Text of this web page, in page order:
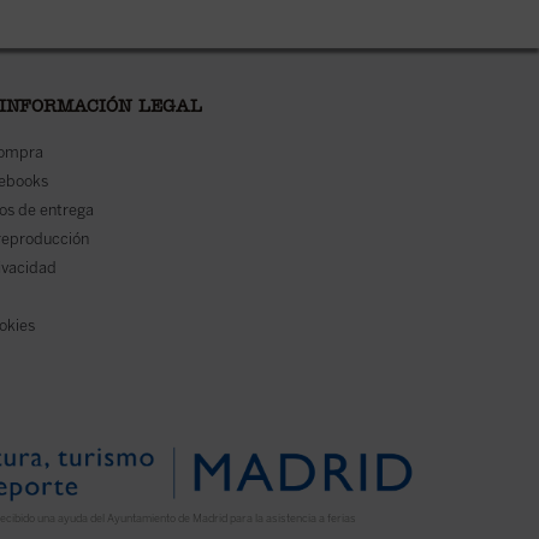
LEGAL
de entrega
una ayuda del Ayuntamiento de Madrid para la asistencia a ferias